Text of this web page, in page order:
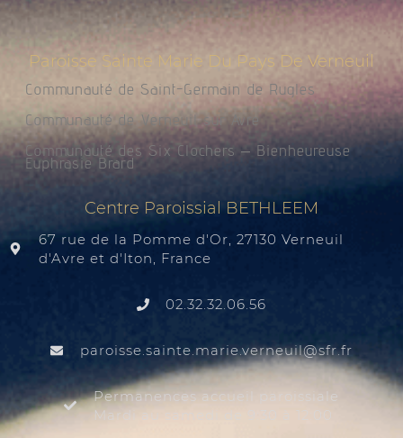
Paroisse Sainte Marie Du Pays De Verneuil
Communauté de Saint-Germain de Rugles
Communauté de Verneuil sur Avre
Communauté des Six Clochers – Bienheureuse
Euphrasie Brard
Centre Paroissial BETHLEEM
67 rue de la Pomme d'Or, 27130 Verneuil
d'Avre et d'Iton, France
02.32.32.06.56
rf.rfs
@liuenrev.eiram.etnias.essiorap
Permanences accueil paroissiale
Mardi au samedi de 9:30 à 12:00